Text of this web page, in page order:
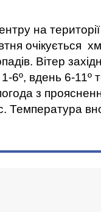
на
очікується
Вітер
6º, вдень 6-11º
з
Температура